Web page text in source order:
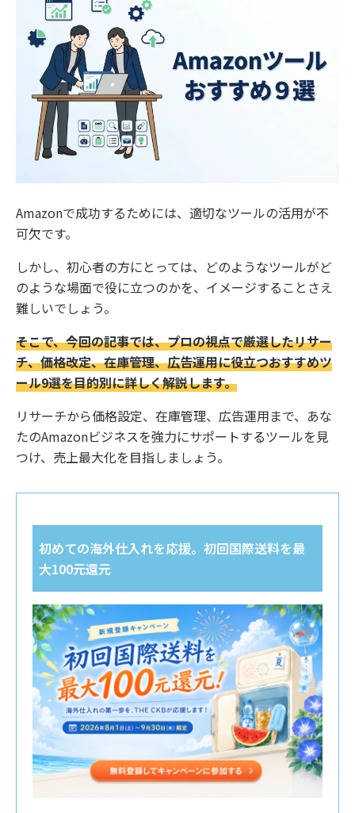
Amazonで成功するためには、適切なツールの活用が不
可欠です。
しかし、初心者の方にとっては、どのようなツールがど
のような場面で役に立つのかを、イメージすることさえ
難しいでしょう。
そこで、今回の記事では、プロの視点で厳選したリサー
チ、価格改定、在庫管理、広告運用に役立つおすすめツ
ール9選を目的別に詳しく解説します。
リサーチから価格設定、在庫管理、広告運用まで、あな
たのAmazonビジネスを強力にサポートするツールを見
つけ、売上最大化を目指しましょう。
初めての海外仕入れを応援。初回国際送料を最
大100元還元